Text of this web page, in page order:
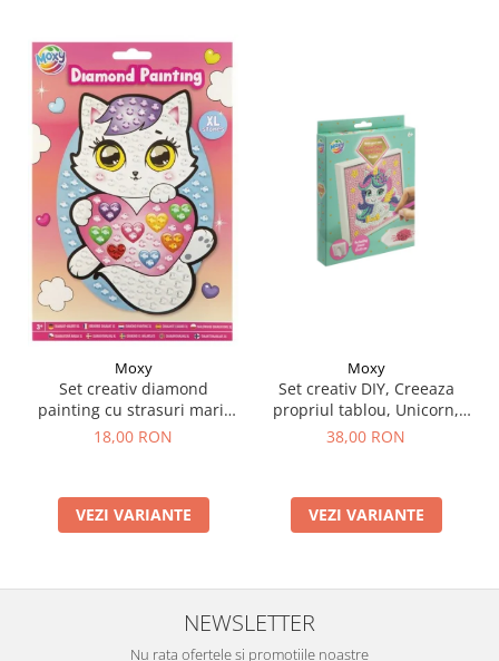
Moxy
Set creativ diamond
painting cu strasuri mari,
A5
18,00 RON
VEZI VARIANTE
Moxy
Set creativ DIY, Creeaza
propriul tablou, Unicorn,
Moxy
38,00 RON
VEZI VARIANTE
NEWSLETTER
Nu rata ofertele și promoțiile noastre